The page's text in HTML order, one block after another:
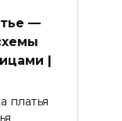
—
|
платья